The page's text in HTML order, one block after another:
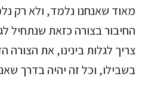
מאוד שאנחנו נלמד, ולא רק
החיבור בצורה כזאת שנתחיל
צריך לגלות בינינו, את הצורה
בשבילו, וכל זה יהיה בדרך